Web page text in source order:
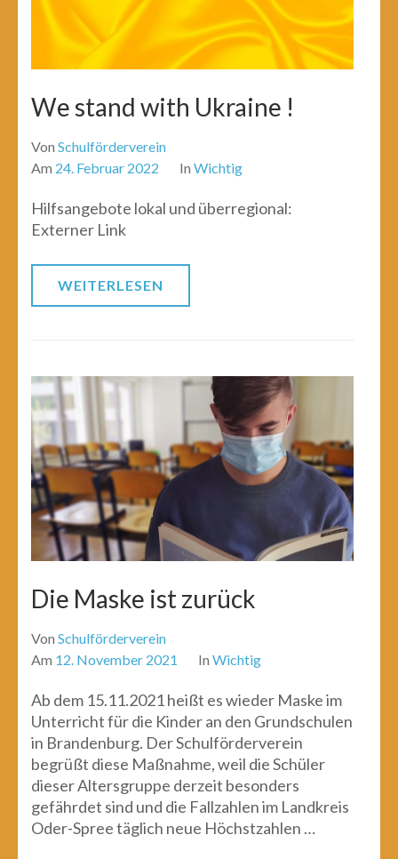
We stand with Ukraine !
Von Schulförderverein
Am 24. Februar 2022 In Wichtig
Hilfsangebote lokal und überregional:
Externer Link
WEITERLESEN
Die Maske ist zurück
Von Schulförderverein
Am 12. November 2021 In Wichtig
Ab dem 15.11.2021 heißt es wieder Maske im
Unterricht für die Kinder an den Grundschulen
in Brandenburg. Der Schulförderverein
begrüßt diese Maßnahme, weil die Schüler
dieser Altersgruppe derzeit besonders
gefährdet sind und die Fallzahlen im Landkreis
Oder-Spree täglich neue Höchstzahlen …